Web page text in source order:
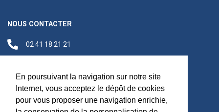
En poursuivant la navigation sur notre site
Internet, vous acceptez le dépôt de cookies
pour vous proposer une navigation enrichie,
NOUS CONTACTER
02 41 18 21 21
Siège social
Maréchal Foch,
49100 Angers